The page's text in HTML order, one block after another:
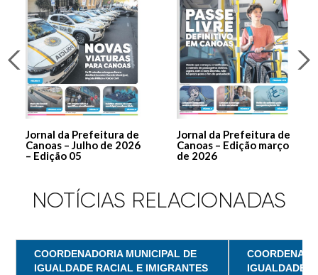
Jornal da Prefeitura de
Canoas – Julho de 2026
– Edição 05
Jornal da Prefeitura de
Canoas – Edição março
de 2026
NOTÍCIAS RELACIONADAS
COORDENADORIA MUNICIPAL DE
IGUALDADE RACIAL E IMIGRANTES
IGUALDADE